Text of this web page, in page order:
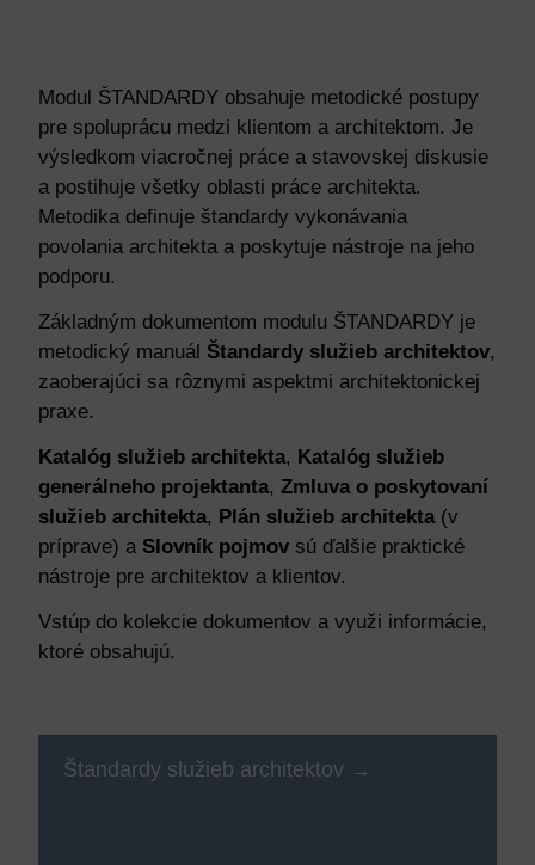
Modul ŠTANDARDY obsahuje metodické postupy
pre spoluprácu medzi klientom a architektom. Je
výsledkom viacročnej práce a stavovskej diskusie
a postihuje všetky oblasti práce architekta.
Metodika definuje štandardy vykonávania
povolania architekta a poskytuje nástroje na jeho
podporu.
Základným dokumentom modulu ŠTANDARDY je
metodický manuál Štandardy služieb architektov,
zaoberajúci sa rôznymi aspektmi architektonickej
praxe.
Katalóg služieb architekta, Katalóg služieb
generálneho projektanta, Zmluva o poskytovaní
služieb architekta, Plán služieb architekta(v
príprave) a Slovník pojmov sú ďalšie praktické
nástroje pre architektov a klientov.
Vstúp do kolekcie dokumentov a využi informácie,
ktoré obsahujú.
Štandardy služieb architektov